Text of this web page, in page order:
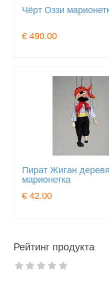
Чёрт Оззи
€ 490.00
Пират Жиган
марионетка
€ 42.00
Рейтинг продукта